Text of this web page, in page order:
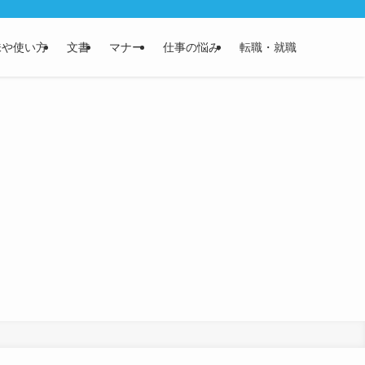
使い方 文書 マナー 仕事の悩み 転職・就職